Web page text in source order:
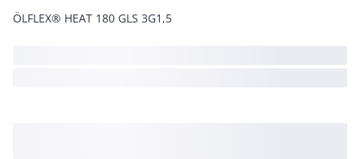
ÖLFLEX® HEAT 180 GLS 3G1,5